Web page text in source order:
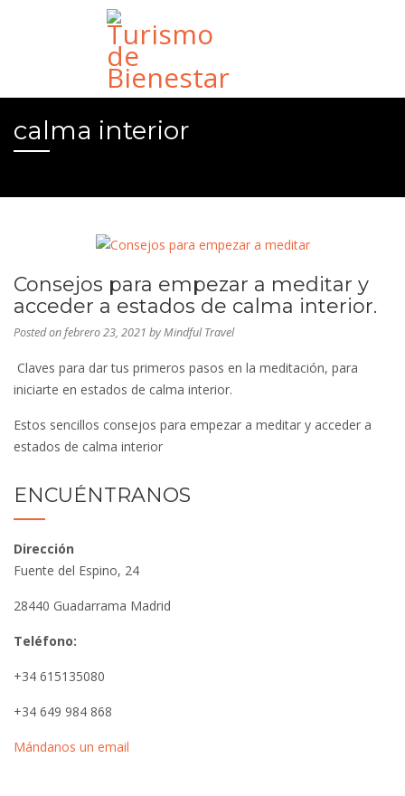
calma interior
Consejos para empezar a meditar y
acceder a estados de calma interior.
Posted onfebrero 23, 2021 byMindful Travel
Claves para dar tus primeros pasos en la meditación, para
iniciarte en estados de calma interior.
Estos sencillos consejos para empezar a meditar y acceder a
estados de calma interior
ENCUÉNTRANOS
Dirección
Fuente del Espino, 24
28440 Guadarrama Madrid
Teléfono:
+34 615135080
+34 649 984 868
Mándanos un email